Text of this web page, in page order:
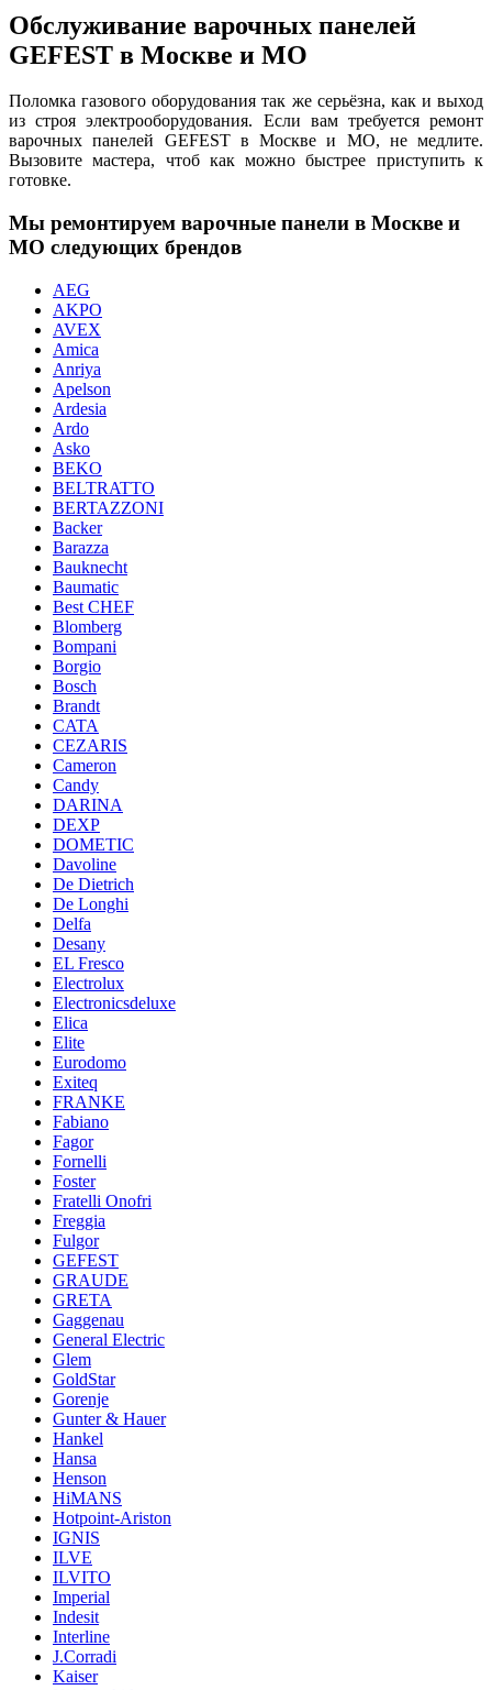
Обслуживание варочных панелей
GEFEST в Москве и МО
Поломка газового оборудования так же серьёзна, как и выход
из строя электрооборудования. Если вам требуется ремонт
варочных панелей GEFEST в Москве и МО, не медлите.
Вызовите мастера, чтоб как можно быстрее приступить к
готовке.
Мы ремонтируем варочные панели в Москве и
МО следующих брендов
AEG
AKPO
AVEX
Amica
Anriya
Apelson
Ardesia
Ardo
Asko
BEKO
BELTRATTO
BERTAZZONI
Backer
Barazza
Bauknecht
Baumatic
Best CHEF
Blomberg
Bompani
Borgio
Bosch
Brandt
CATA
CEZARIS
Cameron
Candy
DARINA
DEXP
DOMETIC
Davoline
De Dietrich
De Longhi
Delfa
Desany
EL Fresco
Electrolux
Electronicsdeluxe
Elica
Elite
Eurodomo
Exiteq
FRANKE
Fabiano
Fagor
Fornelli
Foster
Fratelli Onofri
Freggia
Fulgor
GEFEST
GRAUDE
GRETA
Gaggenau
General Electric
Glem
GoldStar
Gorenje
Gunter & Hauer
Hankel
Hansa
Henson
HiMANS
Hotpoint-Ariston
IGNIS
ILVE
ILVITO
Imperial
Indesit
Interline
J.Corradi
Kaiser